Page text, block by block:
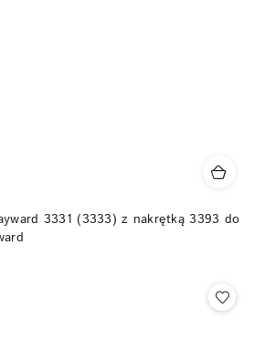
3331 (3333) z nakrętką 3393 do